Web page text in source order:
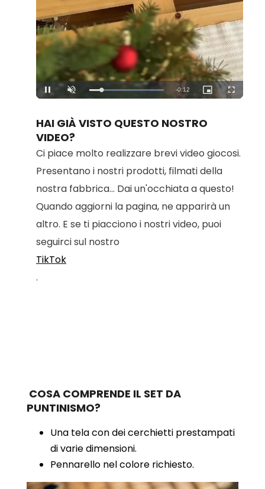
Unmute Loaded:
100.00%
HAI GIÀ VISTO QUESTO NOSTRO
VIDEO?
Ci piace molto realizzare brevi video giocosi.
Presentano i nostri prodotti, filmati della
nostra fabbrica... Dai un'occhiata a questo!
Quando aggiorni la pagina, ne apparirà un
altro. E se ti piacciono i nostri video, puoi
seguirci sul nostro
TikTok
.
COSA COMPRENDE IL SET DA
PUNTINISMO?
Una tela con dei cerchietti prestampati
di varie dimensioni.
Pennarello nel colore richiesto.